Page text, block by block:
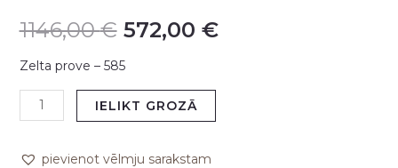
1146,00€ 572,00 €
Zelta prove – 585
IELIKT GROZĀ
pievienot vēlmju sarakstam